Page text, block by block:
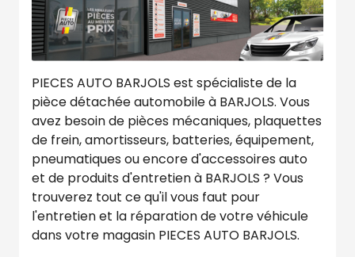
PIECES AUTO BARJOLS est spécialiste de la
pièce détachée automobile à BARJOLS. Vous
avez besoin de pièces mécaniques, plaquettes
de frein, amortisseurs, batteries, équipement,
pneumatiques ou encore d'accessoires auto
et de produits d'entretien à BARJOLS ? Vous
trouverez tout ce qu'il vous faut pour
l'entretien et la réparation de votre véhicule
dans votre magasin PIECES AUTO BARJOLS.